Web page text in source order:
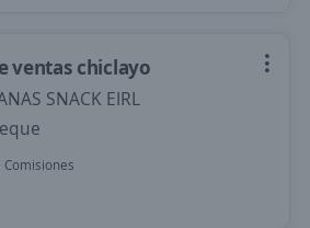
ventas chiclayo
SNACK EIRL
Comisiones